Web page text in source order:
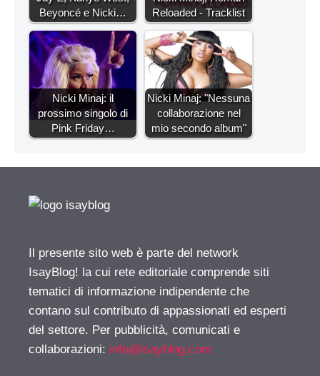
Beyoncé e Nicki…
Reloaded - Tracklist
Nicki Minaj: il
prossimo singolo di
Pink Friday…
Nicki Minaj: "Nessuna
collaborazione nel
mio secondo album"
Il presente sito web è parte del network
IsayBlog! la cui rete editoriale comprende siti
tematici di informazione indipendente che
contano sul contributo di appassionati ed esperti
del settore. Per pubblicità, comunicati e
collaborazioni: info@isayblog.com